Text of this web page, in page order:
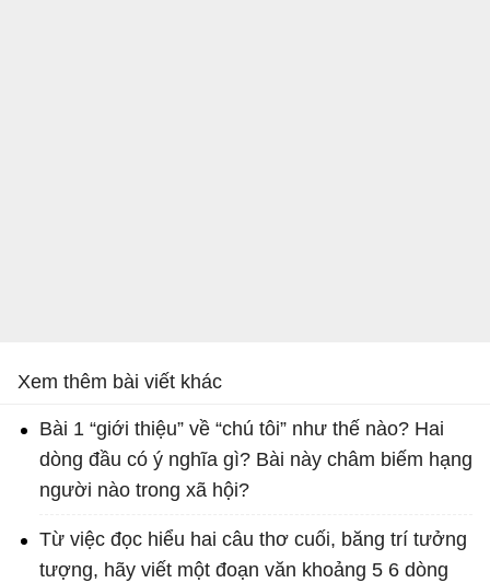
Xem thêm bài viết khác
Bài 1 “giới thiệu” về “chú tôi” như thế nào? Hai
dòng đầu có ý nghĩa gì? Bài này châm biếm hạng
người nào trong xã hội?
Từ việc đọc hiểu hai câu thơ cuối, băng trí tưởng
tượng, hãy viết một đoạn văn khoảng 5 6 dòng